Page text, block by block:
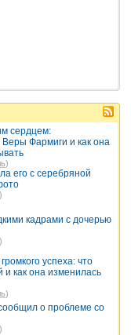
сердцем:
Фармиги и как она
)
его с серебряной
)
кадрами с дочерью
)
успеха: что
и как она изменилась
)
о проблеме со
)